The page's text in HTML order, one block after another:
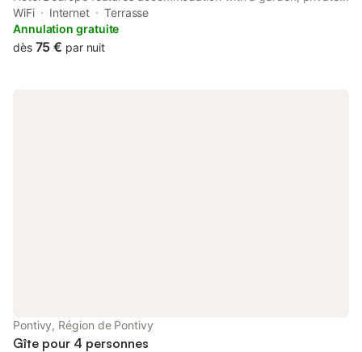
parking, a terrace and a bar. This 3-star hotel offers free WiFi.
At the hotel, rooms include a desk.
WiFi Internet
Terrasse
Annulation gratuite
dès 75 € par nuit
Pontivy, Région de Pontivy
Gîte pour 4 personnes